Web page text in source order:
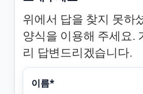
위에서 답을 찾지 못하
양식을 이용해 주세요.
리 답변드리겠습니다.
이름*